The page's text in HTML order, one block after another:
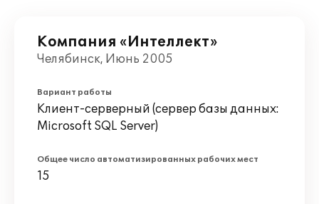
Компания «Интеллект»
Челябинск, Июнь 2005
Вариант работы
Клиент-серверный (сервер базы данных:
Microsoft SQL Server)
Общее число автоматизированных рабочих мест
15